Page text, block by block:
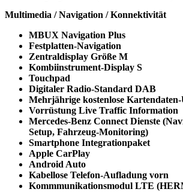
Multimedia / Navigation / Konnektivität
MBUX Navigation Plus
Festplatten-Navigation
Zentraldisplay Größe M
Kombiinstrument-Display S
Touchpad
Digitaler Radio-Standard DAB
Mehrjährige kostenlose Kartendaten-
Vorrüstung Live Traffic Information
Mercedes-Benz Connect Dienste
Setup, Fahrzeug-Monitoring)
Smartphone Integrationpaket
Apple CarPlay
Android Auto
Kabellose Telefon-Aufladung vorn
Kommmunikationsmodul LTE